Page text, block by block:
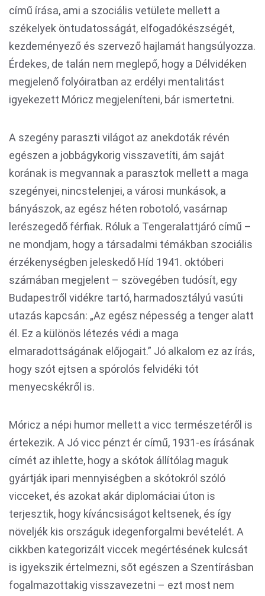
című írása, ami a szociális vetülete mellett a
székelyek öntudatosságát, elfogadókészségét,
kezdeményező és szervező hajlamát hangsúlyozza.
Érdekes, de talán nem meglepő, hogy a Délvidéken
megjelenő folyóiratban az erdélyi mentalitást
igyekezett Móricz megjeleníteni, bár ismertetni.
A szegény paraszti világot az anekdoták révén
egészen a jobbágykorig visszavetíti, ám saját
korának is megvannak a parasztok mellett a maga
szegényei, nincstelenjei, a városi munkások, a
bányászok, az egész héten robotoló, vasárnap
lerészegedő férfiak. Róluk a Tengeralattjáró című –
ne mondjam, hogy a társadalmi témákban szociális
érzékenységben jeleskedő Híd 1941. októberi
számában megjelent – szövegében tudósít, egy
Budapestről vidékre tartó, harmadosztályú vasúti
utazás kapcsán: „Az egész népesség a tenger alatt
él. Ez a különös létezés védi a maga
elmaradottságának előjogait.” Jó alkalom ez az írás,
hogy szót ejtsen a spórolós felvidéki tót
menyecskékről is.
Móricz a népi humor mellett a vicc természetéről is
értekezik. A Jó vicc pénzt ér című, 1931-es írásának
címét az ihlette, hogy a skótok állítólag maguk
gyártják ipari mennyiségben a skótokról szóló
vicceket, és azokat akár diplomáciai úton is
terjesztik, hogy kíváncsiságot keltsenek, és így
növeljék kis országuk idegenforgalmi bevételét. A
cikkben kategorizált viccek megértésének kulcsát
is igyekszik értelmezni, sőt egészen a Szentírásban
fogalmazottakig visszavezetni – ezt most nem